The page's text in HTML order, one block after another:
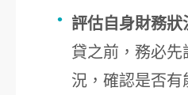
評估自身財務狀
貸之前，務必
況，確認是否有